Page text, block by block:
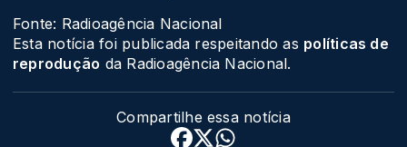
Fonte: Radioagência Nacional
Esta notícia foi publicada respeitando as políticas de
reprodução da Radioagência Nacional.
Compartilhe essa notícia